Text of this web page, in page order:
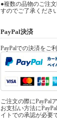
●複数の品物のご注
すのでご了承ください
PayPal決済
PayPalでの決済をご
ご注文の際にPayPal
お支払い方法に
イトでの承認が必要